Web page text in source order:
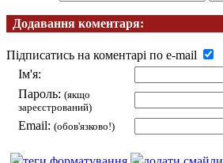
Додавання коментаря:
Підписатись на коментарі по e-mail
Ім'я:
Пароль: (якщо
зареєстрований)
Email: (обов'язково!)